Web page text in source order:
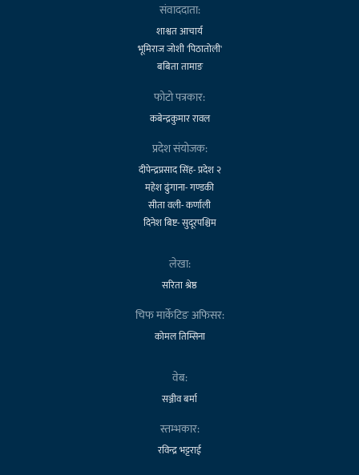
संवाददाता:
शाश्वत आचार्य
भूमिराज जोशी 'पिठातोली'
बबिता तामाङ
फोटो पत्रकार:
कबेन्द्रकुमार रावल
प्रदेश संयोजक:
दीपेन्द्रप्रसाद सिंह- प्रदेश २
महेश ढुंगाना- गण्डकी
सीता वली- कर्णाली
दिनेश बिष्ट- सुदूरपश्चिम
लेखा:
सरिता श्रेष्ठ
चिफ मार्केटिङ अफिसर:
कोमल तिम्सिना
वेब:
सञ्जीव बर्मा
स्तम्भकार:
रविन्द्र भट्टराई